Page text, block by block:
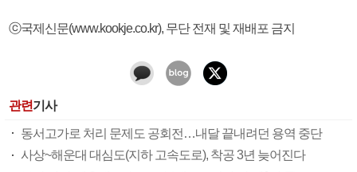
ⓒ국제신문(www.kookje.co.kr), 무단 전재 및 재배포 금지
관련기사
동서고가로 처리 문제도 공회전…내달 끝내려던 용역 중단
사상~해운대 대심도(지하 고속도로), 착공 3년 늦어진다